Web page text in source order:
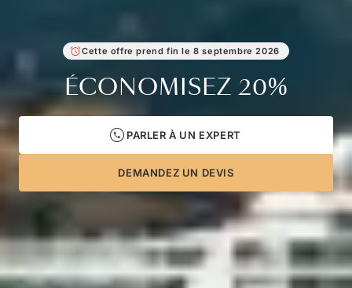
Cette offre prend fin le 8 septembre 2026
ÉCONOMISEZ 20%
PARLER À UN EXPERT
DEMANDEZ UN DEVIS